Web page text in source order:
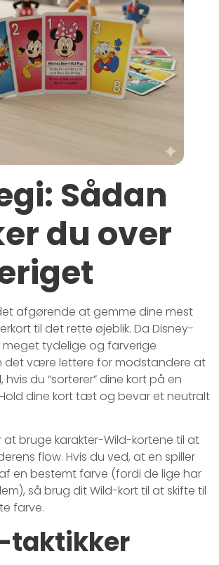
Sådan
du over
afgørende at gemme dine mest
til det rette øjeblik. Da Disney-
tydelige og farverige
det være lettere for modstandere at
du “sorterer” dine kort på en
dine kort tæt og bevar et neutralt
at bruge karakter-Wild-kortene til at
flow. Hvis du ved, at en spiller
en bestemt farve (fordi de lige har
så brug dit Wild-kort til at skifte til
farve.
taktikker